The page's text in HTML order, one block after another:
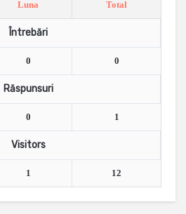
Luna Total
Întrebări
0 0
Răspunsuri
0 1
Visitors
1 12